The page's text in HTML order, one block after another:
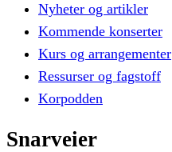
Nyheter og artikler
Kommende konserter
Kurs og arrangementer
Ressurser og fagstoff
Korpodden
Snarveier